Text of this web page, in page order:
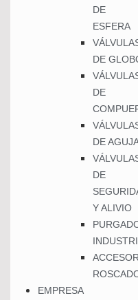
DE
ESFERA
DE
DE
DE
DE
Y ALIVIO
EMPRESA